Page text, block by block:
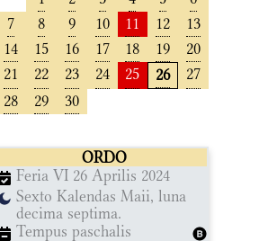
7
8 9 10 11 12
13
14
15 16 17 18 19
20
21
22 23 24 25 26
27
28
29 30
ORDO
Feria VI 26 Aprilis 2024
Sexto Kalendas Maii, luna
decima septima.
Tempus paschalis